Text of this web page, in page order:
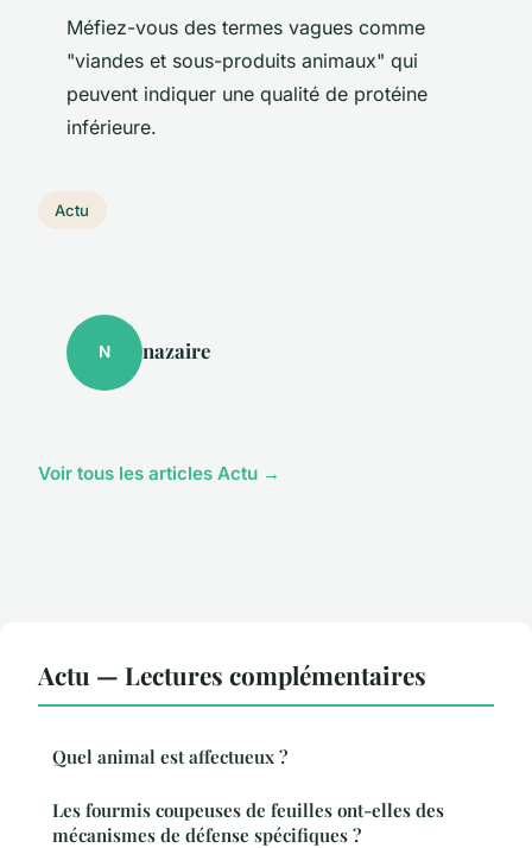
Méfiez-vous des termes vagues comme
"viandes et sous-produits animaux" qui
peuvent indiquer une qualité de protéine
inférieure.
Actu
N nazaire
Voir tous les articles Actu →
Actu — Lectures complémentaires
Quel animal est affectueux ?
Les fourmis coupeuses de feuilles ont-elles des
mécanismes de défense spécifiques ?